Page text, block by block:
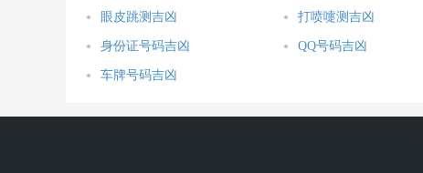
眼皮跳测吉凶 打喷嚏测吉凶
身份证号码吉凶 QQ号码吉凶
车牌号码吉凶